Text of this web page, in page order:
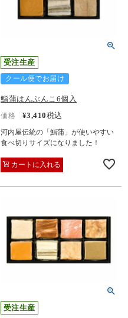
受注生産
クール便でお届け
鮨蒲はんぶんこ6個入
価格 ¥3,410税込
河内屋伝統の「鮨蒲」が使いやすい
食べ切りサイズになりました！
カートに入れる
受注生産